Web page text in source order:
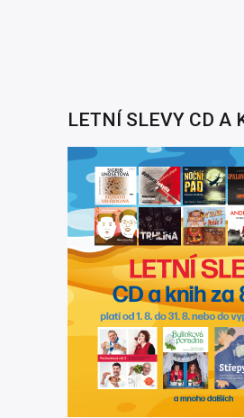
LETNÍ SLEVY CD A